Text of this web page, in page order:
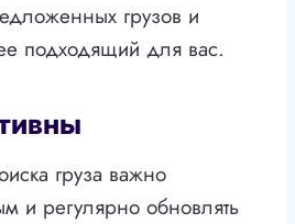
грузов и
подходящий для вас.
груза важно
и регулярно обновлять